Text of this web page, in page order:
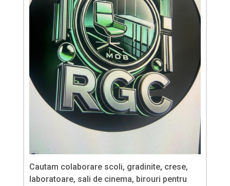
Cautam colaborare scoli, gradinite, crese,
laboratoare, sali de cinema, birouri pentru